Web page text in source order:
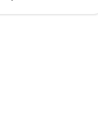
Cidade Morena, devido
originalmente fundado por